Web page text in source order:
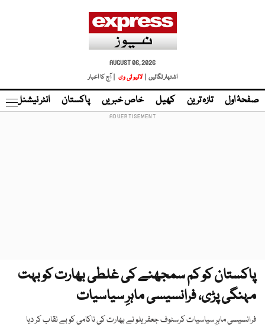
AUGUST 06, 2026
اشتہار لگائیں |
لائیو ٹی وی | آج کا اخبار
صفحۂ اول تازہ ترین کھیل خاص خبریں پاکستان انٹر نیشنل
پاکستان کو کم سمجھنے کی غلطی بھارت کو بہت
مہنگی پڑی، فرانسیسی ماہرِ سیاسیات
فرانسیسی ماہرِ سیاسیات کرسٹوف جعفریلو نے بھارت کی ناکامی کو بے نقاب کر دیا